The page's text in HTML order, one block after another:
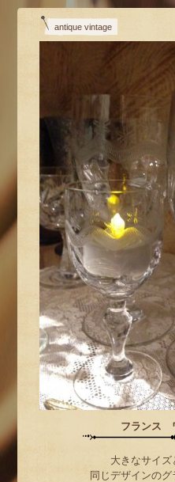
antique vintage
フランス
大きなサイ
同じデザインの